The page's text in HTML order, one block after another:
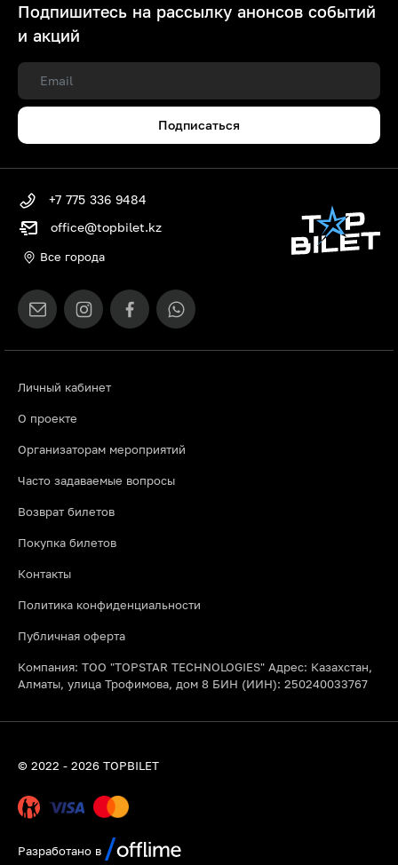
Подпишитесь на рассылку анонсов событий
и акций
Подписаться
Личный кабинет
О проекте
Организаторам мероприятий
Часто задаваемые вопросы
Возврат билетов
Покупка билетов
Контакты
Политика конфиденциальности
Публичная оферта
Компания: ТОО "TOPSTAR TECHNOLOGIES" Адрес: Казахстан,
Алматы, улица Трофимова, дом 8 БИН (ИИН): 250240033767
+7 775 336 9484
office@topbilet.kz
Все города
© 2022 - 2026 TOPBILET
Разработано в